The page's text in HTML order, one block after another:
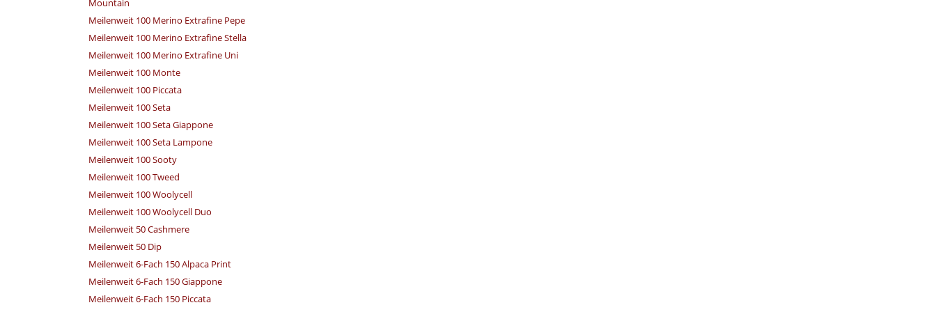
Mountain
Meilenweit 100 Merino Extrafine Pepe
Meilenweit 100 Merino Extrafine Stella
Meilenweit 100 Merino Extrafine Uni
Meilenweit 100 Monte
Meilenweit 100 Piccata
Meilenweit 100 Seta
Meilenweit 100 Seta Giappone
Meilenweit 100 Seta Lampone
Meilenweit 100 Sooty
Meilenweit 100 Tweed
Meilenweit 100 Woolycell
Meilenweit 100 Woolycell Duo
Meilenweit 50 Cashmere
Meilenweit 50 Dip
Meilenweit 6-Fach 150 Alpaca Print
Meilenweit 6-Fach 150 Giappone
Meilenweit 6-Fach 150 Piccata